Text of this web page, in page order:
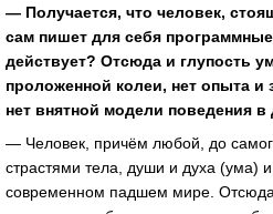
— Получается, что человек,
сам пишет для себя
действует? Отсюда и глупость
проложенной колеи, нет опыта и
нет внятной модели поведения в
— Человек, причём любой, до
страстями тела, души и духа (ума)
современном падшем мире. Отсюда